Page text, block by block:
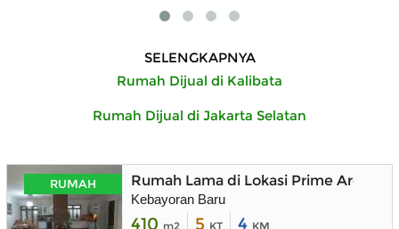
SELENGKAPNYA
Rumah Dijual di Kalibata
Rumah Dijual di Jakarta Selatan
RUMAH Rumah Lama di Lokasi Prime Area
Kebayoran Baru
410 m2 5 KT 4 KM